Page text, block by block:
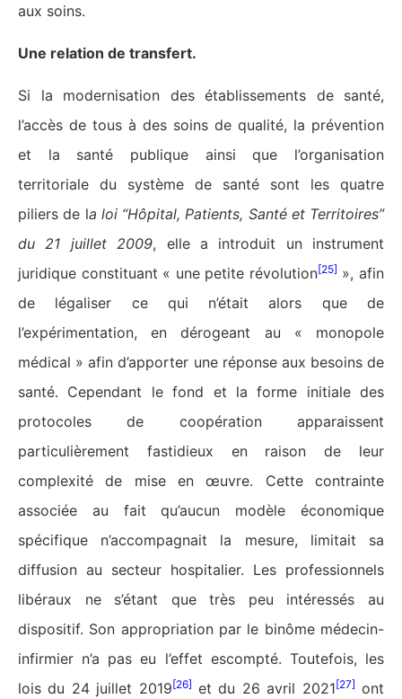
aux soins.
Une relation de transfert.
Si la modernisation des établissements de santé,
l’accès de tous à des soins de qualité, la prévention
et la santé publique ainsi que l’organisation
territoriale du système de santé sont les quatre
piliers de la loi “Hôpital, Patients, Santé et Territoires”
du 21 juillet 2009, elle a introduit un instrument
juridique constituant « une petite révolution[25] », afin
de légaliser ce qui n’était alors que de
l’expérimentation, en dérogeant au « monopole
médical » afin d’apporter une réponse aux besoins de
santé. Cependant le fond et la forme initiale des
protocoles de coopération apparaissent
particulièrement fastidieux en raison de leur
complexité de mise en œuvre. Cette contrainte
associée au fait qu’aucun modèle économique
spécifique n’accompagnait la mesure, limitait sa
diffusion au secteur hospitalier. Les professionnels
libéraux ne s’étant que très peu intéressés au
dispositif. Son appropriation par le binôme médecin-
infirmier n’a pas eu l’effet escompté. Toutefois, les
lois du 24 juillet 2019[26] et du 26 avril 2021[27] ont